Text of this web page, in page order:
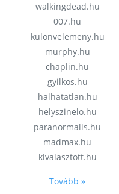
walkingdead.hu
007.hu
kulonvelemeny.hu
murphy.hu
chaplin.hu
gyilkos.hu
halhatatlan.hu
helyszinelo.hu
paranormalis.hu
madmax.hu
kivalasztott.hu
Tovább »